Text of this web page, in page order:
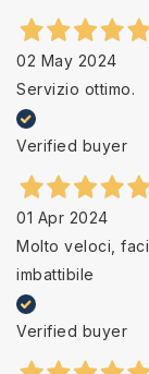
02 May 2024
Servizio ottimo.
Verified buyer
01 Apr 2024
Molto veloci,
imbattibile
Verified buyer